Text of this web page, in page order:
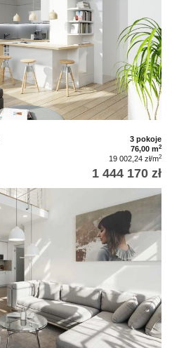
3 pokoje
76,00 m2
19 002,24 zł/m2
1 444 170 zł